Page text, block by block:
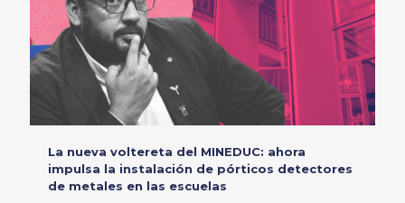
La nueva voltereta del MINEDUC: ahora
impulsa la instalación de pórticos detectores
de metales en las escuelas